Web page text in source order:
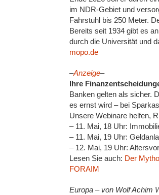
im NDR-Gebiet und
Fahrstuhl bis 250 Meter.
Bereits seit 1934 gibt es
durch die Universität und
mopo.de
–Anzeige–
Ihre
Banken gelten als sicher.
es ernst wird – bei
Unsere Webinare helfen,
– 11. Mai, 18 Uhr:
– 11. Mai, 19 Uhr:
– 12. Mai, 19 Uhr:
Lesen Sie auch: Der
FORAIM
Europa – von Wolf Achim